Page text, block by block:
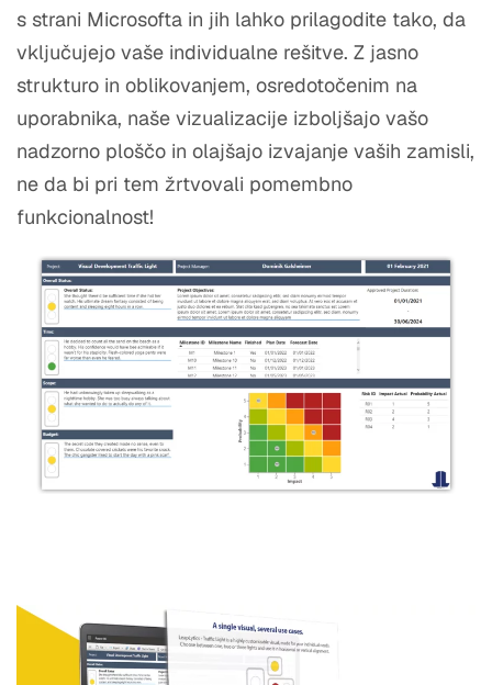
s strani Microsofta in jih lahko prilagodite tako, da
vključujejo vaše individualne rešitve. Z jasno
strukturo in oblikovanjem, osredotočenim na
uporabnika, naše vizualizacije izboljšajo vašo
nadzorno ploščo in olajšajo izvajanje vaših zamisli,
ne da bi pri tem žrtvovali pomembno
funkcionalnost!